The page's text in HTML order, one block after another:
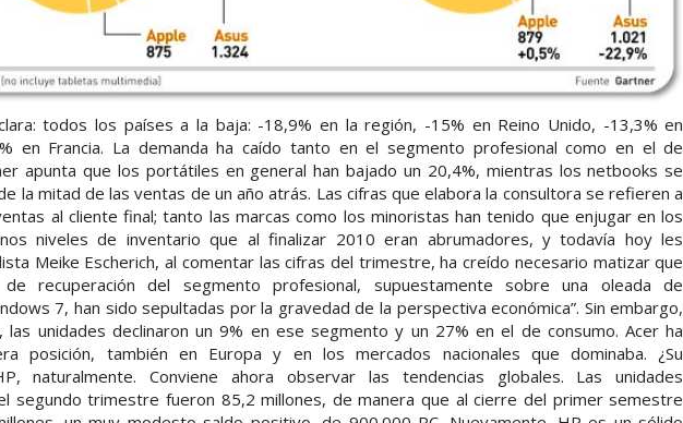
todos los países a la baja: -18,9% en la región, -15% en Reino Unido, -13,3% en
en Francia. La demanda ha caído tanto en el segmento profesional como en el de
apunta que los portátiles en general han bajado un 20,4%, mientras los netbooks se
la mitad de las ventas de un año atrás. Las cifras que elabora la consultora se refieren a
al cliente final; tanto las marcas como los minoristas han tenido que enjugar en los
niveles de inventario que al finalizar 2010 eran abrumadores, y todavía hoy les
Meike Escherich, al comentar las cifras del trimestre, ha creído necesario matizar que
de recuperación del segmento profesional, supuestamente sobre una oleada de
7, han sido sepultadas por la gravedad de la perspectiva económica”. Sin embargo,
las unidades declinaron un 9% en ese segmento y un 27% en el de consumo. Acer ha
posición, también en Europa y en los mercados nacionales que dominaba. ¿Su
naturalmente. Conviene ahora observar las tendencias globales. Las unidades
segundo trimestre fueron 85,2 millones, de manera que al cierre del primer semestre